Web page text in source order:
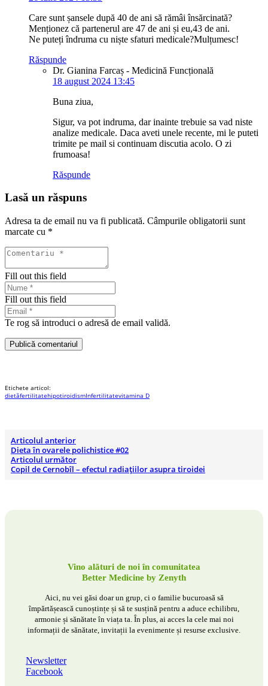
Care sunt șansele după 40 de ani să rămâi însărcinată?
Menționez că partenerul are 47 de ani și eu,43 de ani.
Ne puteți îndruma cu niște sfaturi medicale?Mulțumesc!
Răspunde
Dr. Gianina Farcaș - Medicină Funcțională
18 august 2024 13:45
Buna ziua,
Sigur, va pot indruma, dar inainte trebuie sa vad niste
analize medicale. Daca aveti unele recente, mi le puteti
trimite pe mail si continuam discutia acolo. O zi
frumoasa!
Răspunde
Lasă un răspuns
Adresa ta de email nu va fi publicată. Câmpurile obligatorii sunt
marcate cu *
Fill out this field
Fill out this field
Te rog să introduci o adresă de email validă.
Publică comentariul
Etichete articol:
dietăfertilitatehipotiroidismInfertilitatevitamina D
Articolul anterior
Dieta în ovarele polichistice #02
Articolul următor
Copil de Cernobîl – efectul radiațiilor asupra tiroidei
Vino alături de noi în comunitatea
Better Medicine by Zenyth
Aici, nu vei găsi doar un grup, ci o familie bucuroasă să
împărtășească cunoștințe și să te susțină pentru a aduce echilibru,
armonie și sănătate în viața ta. În plus, ai acces la cele mai noi
informații de sănătate, invitații la evenimente și resurse exclusive.
Newsletter
Facebook